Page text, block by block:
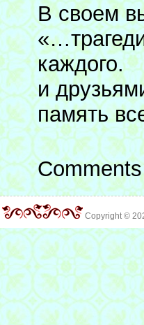
В своем
каждого.
и
память
Copyright ©